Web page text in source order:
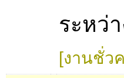
ระหว่
[งานชั่ว